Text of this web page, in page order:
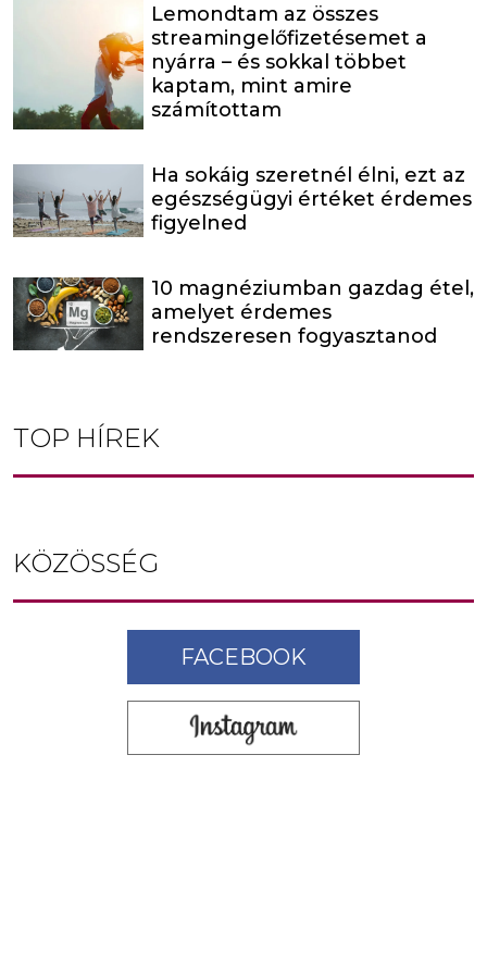
Lemondtam az összes
streamingelőfizetésemet a
nyárra – és sokkal többet
kaptam, mint amire
számítottam
Ha sokáig szeretnél élni, ezt az
egészségügyi értéket érdemes
figyelned
10 magnéziumban gazdag étel,
amelyet érdemes
rendszeresen fogyasztanod
TOP HÍREK
KÖZÖSSÉG
FACEBOOK